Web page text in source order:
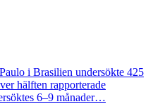
i Brasilien undersökte 425
hälften rapporterade
6–9 månader…